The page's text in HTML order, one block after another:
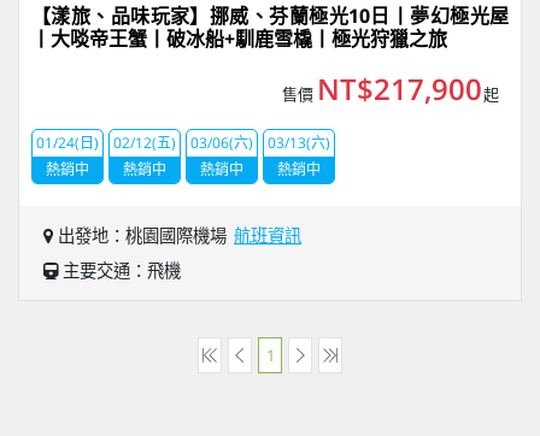
【漾旅、品味玩家】挪威、芬蘭極光10日丨夢幻極光屋
丨大啖帝王蟹丨破冰船+馴鹿雪橇丨極光狩獵之旅
售價 NT$217,900起
01/24(日)
熱銷中
02/12(五)
熱銷中
03/06(六)
熱銷中
03/13(六)
熱銷中
出發地：桃園國際機場 航班資訊
主要交通：飛機
1